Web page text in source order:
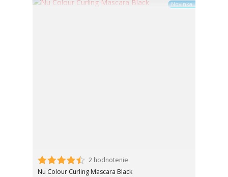
Novinka
2 hodnotenie
Nu Colour Curling Mascara Black